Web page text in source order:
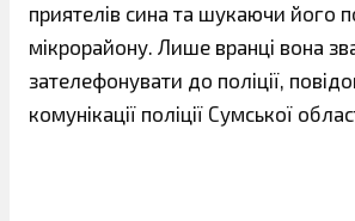
приятелів сина та шукаючи його
мікрорайону. Лише вранці вона
зателефонувати до поліції,
комунікації поліції Сумської